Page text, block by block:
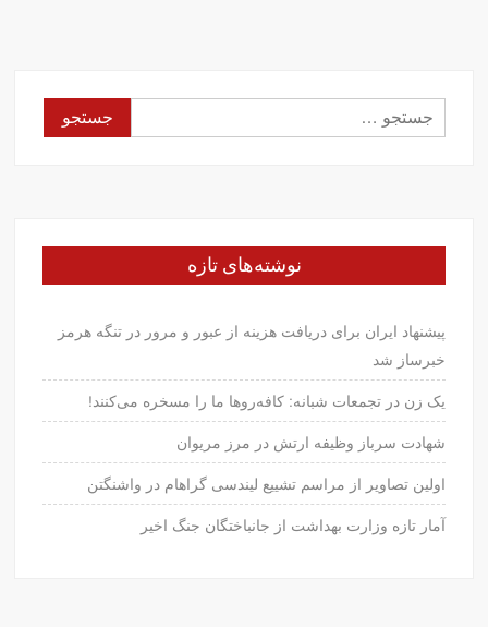
جستجو
برای:
نوشته‌های تازه
پیشنهاد ایران برای دریافت هزینه از عبور و مرور در تنگه هرمز
خبرساز شد
یک زن در تجمعات شبانه: کافه‌روها ما را مسخره می‌کنند!
شهادت سرباز وظیفه ارتش در مرز مریوان
اولین تصاویر از مراسم تشییع لیندسی گراهام در واشنگتن
آمار تازه وزارت بهداشت از جانباختگان جنگ اخیر